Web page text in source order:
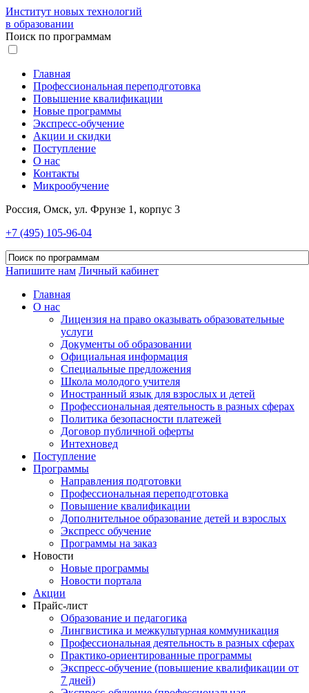
Институт новых технологий
в образовании
Поиск по программам
Главная
Профессиональная переподготовка
Повышение квалификации
Новые программы
Экспресс-обучение
Акции и скидки
Поступление
О нас
Контакты
Микрообучение
Россия, Омск, ул. Фрунзе 1, корпус 3
+7 (495) 105-96-04
Напишите нам Личный кабинет
Главная
О нас
Лицензия на право оказывать образовательные
услуги
Документы об образовании
Официальная информация
Специальные предложения
Школа молодого учителя
Иностранный язык для взрослых и детей
Профессиональная деятельность в разных сферах
Политика безопасности платежей
Договор публичной оферты
Интехновед
Поступление
Программы
Направления подготовки
Профессиональная переподготовка
Повышение квалификации
Дополнительное образование детей и взрослых
Экспресс обучение
Программы на заказ
Новости
Новые программы
Новости портала
Акции
Прайс-лист
Образование и педагогика
Лингвистика и межкультурная коммуникация
Профессиональная деятельность в разных сферах
Практико-ориентированные программы
Экспресс-обучение (повышение квалификации от
7 дней)